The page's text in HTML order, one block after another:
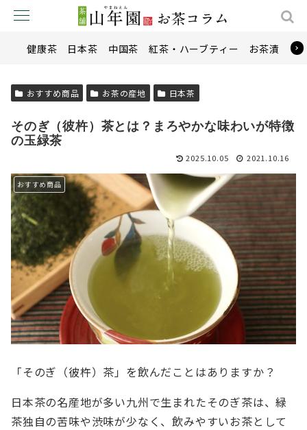
健康茶 日本茶 中国茶 紅茶・ハーブティー お茶漬け
おすすめ商品 お茶の産地 日本茶
そのぎ（彼杵）茶とは？まろやかな味わいが特徴
の玉緑茶
2025.10.05 2021.10.16
おすすめ商品
「そのぎ（彼杵）茶」を飲んだことはありますか？
日本茶の名産地が多い九州で生まれたそのぎ茶は、緑
茶独自の苦味や渋味が少なく、飲みやすいお茶として